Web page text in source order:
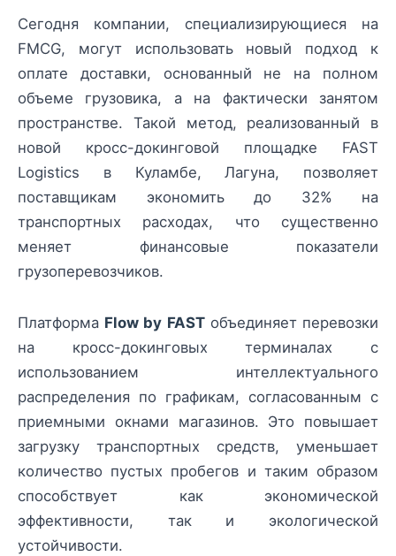
Сегодня компании, специализирующиеся на
FMCG, могут использовать новый подход к
оплате доставки, основанный не на полном
объеме грузовика, а на фактически занятом
пространстве. Такой метод, реализованный в
новой кросс-докинговой площадке FAST
Logistics в Куламбе, Лагуна, позволяет
поставщикам экономить до 32% на
транспортных расходах, что существенно
меняет финансовые показатели
грузоперевозчиков.
Платформа Flow by FASTобъединяет перевозки
на кросс-докинговых терминалах с
использованием интеллектуального
распределения по графикам, согласованным с
приемными окнами магазинов. Это повышает
загрузку транспортных средств, уменьшает
количество пустых пробегов и таким образом
способствует как экономической
эффективности, так и экологической
устойчивости.